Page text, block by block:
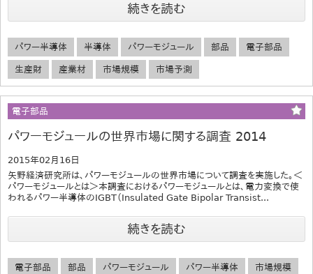
続きを読む
パワー半導体 半導体 パワーモジュール 部品 電子部品
生産財 産業材 市場規模 市場予測
電子部品
パワーモジュールの世界市場に関する調査 2014
2015年02月16日
矢野経済研究所は、パワーモジュールの世界市場について調査を実施した。＜
パワーモジュールとは＞本調査におけるパワーモジュールとは、電力変換で使
われるパワー半導体のIGBT（Insulated Gate Bipolar Transist...
続きを読む
電子部品 部品 パワーモジュール パワー半導体 市場規模